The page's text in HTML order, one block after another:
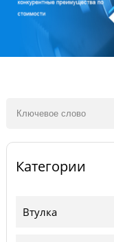
Категории
Втулка